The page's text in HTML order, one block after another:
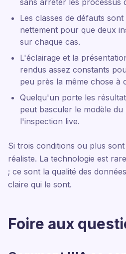
sans arrêter les processus
Les classes de défauts sont
nettement pour que deux
sur chaque cas.
L'éclairage et la
rendus assez constants
peu près la même chose à
Quelqu'un porte les
peut basculer le modèle
l'inspection live.
Si trois conditions ou plus
réaliste. La technologie est
; ce sont la qualité des
claire qui le sont.
Foire aux